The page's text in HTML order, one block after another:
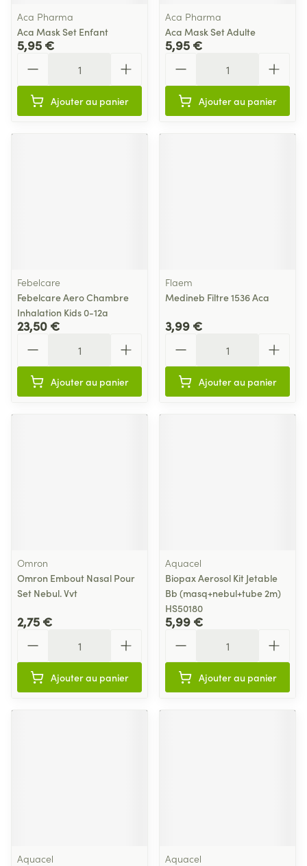
Aca Pharma
Aca Mask Set Enfant
5,95 €
Ajouter au panier
Aca Pharma
Aca Mask Set Adulte
5,95 €
Ajouter au panier
Febelcare
Febelcare Aero Chambre
Inhalation Kids 0-12a
23,50 €
Ajouter au panier
Flaem
Medineb Filtre 1536 Aca
3,99 €
Ajouter au panier
Omron
Omron Embout Nasal Pour
Set Nebul. Vvt
2,75 €
Ajouter au panier
Aquacel
Biopax Aerosol Kit Jetable
Bb (masq+nebul+tube 2m)
HS50180
5,99 €
Ajouter au panier
Aquacel
Aquacel